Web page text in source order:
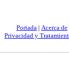
Portada | Acerca de
Privacidad y